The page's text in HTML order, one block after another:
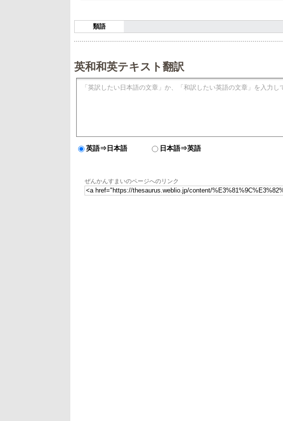
類語
英和和英テキスト翻訳
英語⇒日本語 日本語⇒英語
ぜんかんすまいのページへのリンク